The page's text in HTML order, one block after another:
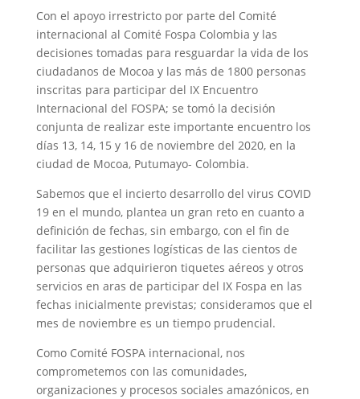
Con el apoyo irrestricto por parte del Comité
internacional al Comité Fospa Colombia y las
decisiones tomadas para resguardar la vida de los
ciudadanos de Mocoa y las más de 1800 personas
inscritas para participar del IX Encuentro
Internacional del FOSPA; se tomó la decisión
conjunta de realizar este importante encuentro los
días 13, 14, 15 y 16 de noviembre del 2020, en la
ciudad de Mocoa, Putumayo- Colombia.
Sabemos que el incierto desarrollo del virus COVID
19 en el mundo, plantea un gran reto en cuanto a
definición de fechas, sin embargo, con el fin de
facilitar las gestiones logísticas de las cientos de
personas que adquirieron tiquetes aéreos y otros
servicios en aras de participar del IX Fospa en las
fechas inicialmente previstas; consideramos que el
mes de noviembre es un tiempo prudencial.
Como Comité FOSPA internacional, nos
comprometemos con las comunidades,
organizaciones y procesos sociales amazónicos, en